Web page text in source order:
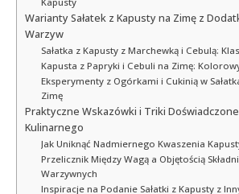
Warianty Sałatek z Kapusty na Zimę z
Warzyw
Sałatka z Kapusty z Marchewką i Cebulą:
Kapusta z Papryki i Cebuli na Zimę:
Eksperymenty z Ogórkami i Cukinią w
Zimę
Praktyczne Wskazówki i Triki
Kulinarnego
Jak Uniknąć Nadmiernego Kwaszenia
Przelicznik Między Wagą a Objętością
Warzywnych
Inspiracje na Podanie Sałatki z Kapusty z